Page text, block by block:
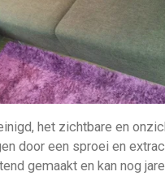
het zichtbare en
door een sproei en
gemaakt en kan nog